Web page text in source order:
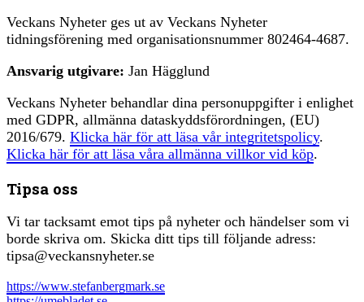
Veckans Nyheter ges ut av Veckans Nyheter
tidningsförening med organisationsnummer 802464-4687.
Ansvarig utgivare: Jan Hägglund
Veckans Nyheter behandlar dina personuppgifter i enlighet
med GDPR, allmänna dataskyddsförordningen, (EU)
2016/679. Klicka här för att läsa vår integritetspolicy.
Klicka här för att läsa våra allmänna villkor vid köp.
Tipsa oss
Vi tar tacksamt emot tips på nyheter och händelser som vi
borde skriva om. Skicka ditt tips till följande adress:
tipsa@veckansnyheter.se
https://www.stefanbergmark.se